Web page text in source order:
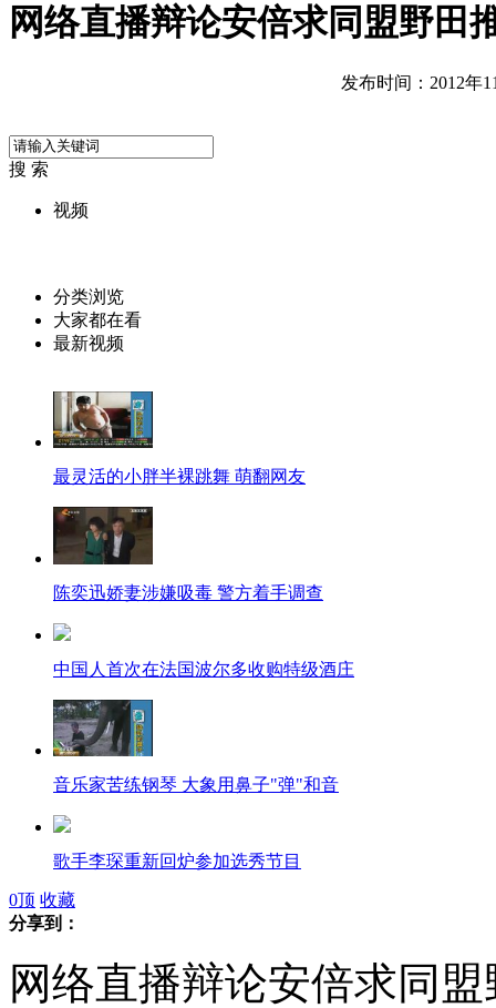
网络直播辩论安倍求同盟野田
发布时间：2012年
搜 索
视频
分类浏览
大家都在看
最新视频
最灵活的小胖半裸跳舞 萌翻网友
陈奕迅娇妻涉嫌吸毒 警方着手调查
中国人首次在法国波尔多收购特级酒庄
音乐家苦练钢琴 大象用鼻子"弹"和音
歌手李琛重新回炉参加选秀节目
小偷网上发信息 搞"订单式"盗窃
0顶 收藏
分享到：
网络直播辩论安倍求同